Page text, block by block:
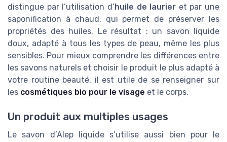
distingue par l’utilisation d’huile de laurier et par une
saponification à chaud, qui permet de préserver les
propriétés des huiles. Le résultat : un savon liquide
doux, adapté à tous les types de peau, même les plus
sensibles. Pour mieux comprendre les différences entre
les savons naturels et choisir le produit le plus adapté à
votre routine beauté, il est utile de se renseigner sur
les cosmétiques bio pour le visage et le corps.
Un produit aux multiples usages
Le savon d’Alep liquide s’utilise aussi bien pour le